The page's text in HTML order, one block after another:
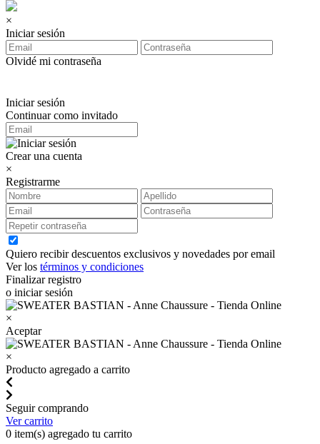
×
Iniciar sesión
Olvidé mi contraseña
Iniciar sesión
Continuar como invitado
Crear una cuenta
×
Registrarme
Quiero recibir descuentos exclusivos y novedades por email
Ver los términos y condiciones
Finalizar registro
o iniciar sesión
×
Aceptar
×
Producto agregado a carrito
Seguir comprando
Ver carrito
0 item(s) agregado tu carrito